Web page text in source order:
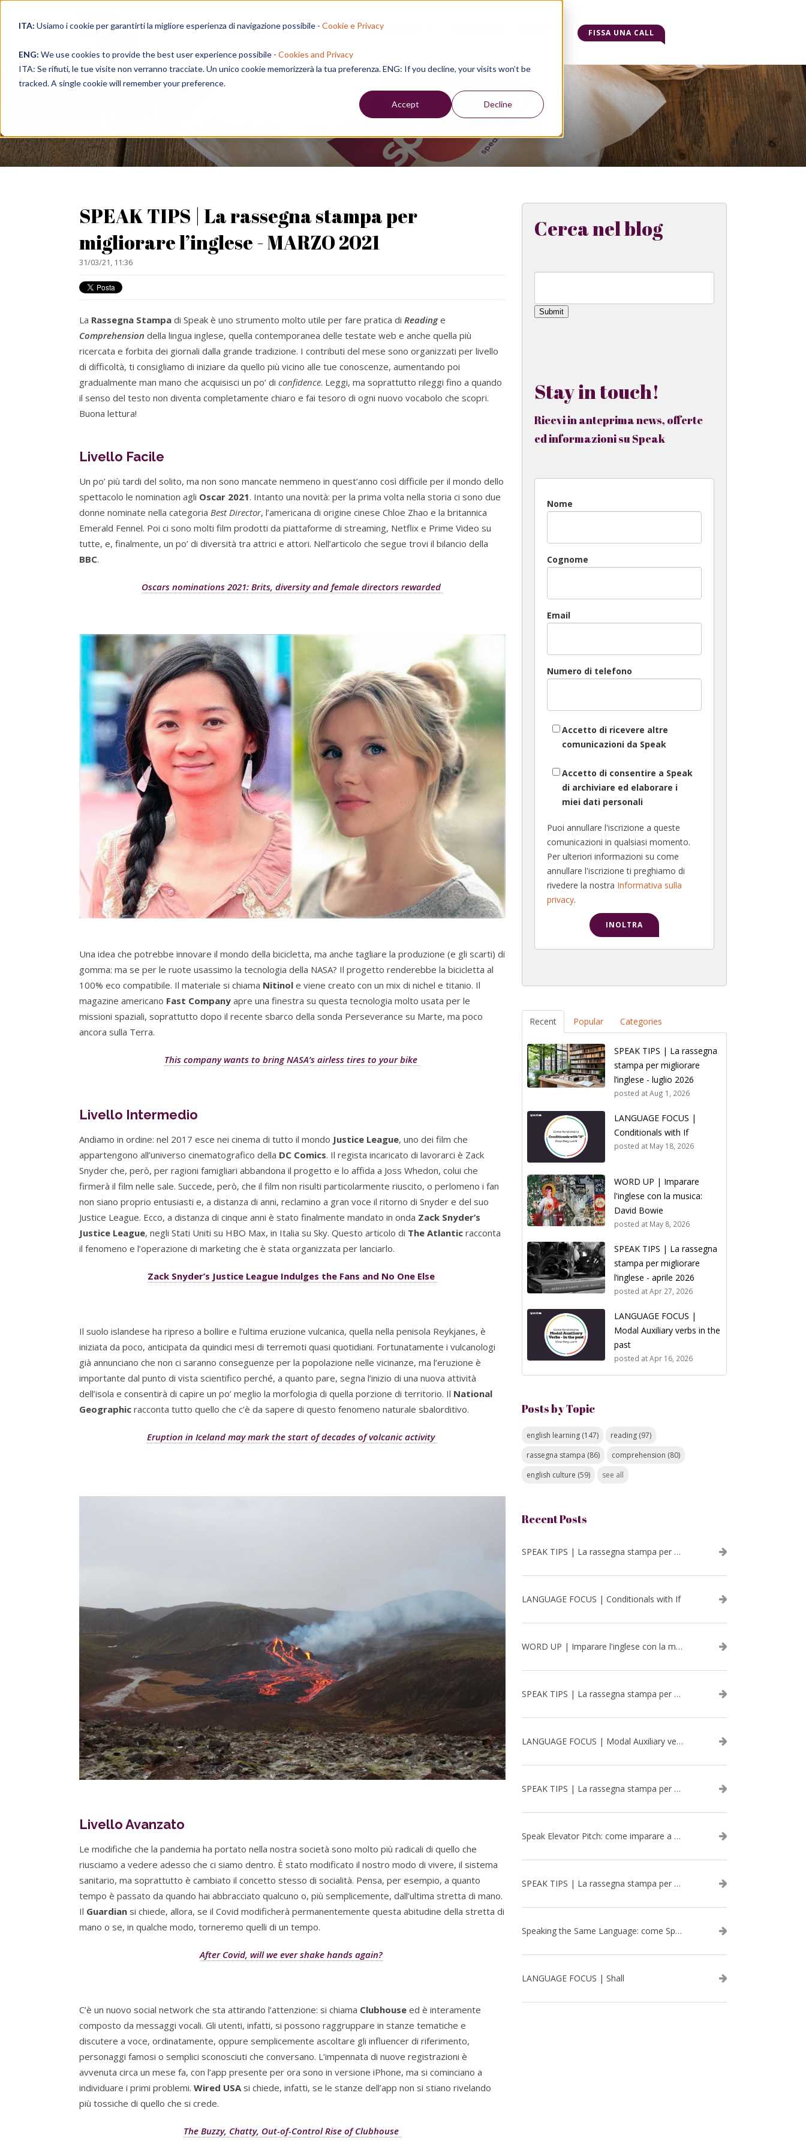
ITA: Usiamo i cookie per garantirti la migliore esperienza di navigazione possibile - Cookie e Privacy
ENG: We use cookies to provide the best user experience possibile - Cookies and Privacy
ITA: Se rifiuti, le tue visite non verranno tracciate. Un unico cookie memorizzerà la tua preferenza. ENG: If you decline, your visits won’t be
tracked. A single cookie will remember your preference.
Accept Decline
full immersion residenziali per aziende FISSA UNA CALL
SPEAK TIPS | La rassegna stampa per
migliorare l’inglese - MARZO 2021
31/03/21, 11:36
La Rassegna Stampa di Speak è uno strumento molto utile per fare pratica di Readinge
Comprehension della lingua inglese, quella contemporanea delle testate web e anche quella più
ricercata e forbita dei giornali dalla grande tradizione. I contributi del mese sono organizzati per livello
di difficoltà, ti consigliamo di iniziare da quello più vicino alle tue conoscenze, aumentando poi
gradualmente man mano che acquisisci un po’ di confidence. Leggi, ma soprattutto rileggi fino a quando
il senso del testo non diventa completamente chiaro e fai tesoro di ogni nuovo vocabolo che scopri.
Buona lettura!
Livello Facile
Un po’ più tardi del solito, ma non sono mancate nemmeno in quest’anno così difficile per il mondo dello
spettacolo le nomination agli Oscar 2021. Intanto una novità: per la prima volta nella storia ci sono due
donne nominate nella categoria Best Director, l’americana di origine cinese Chloe Zhao e la britannica
Emerald Fennel. Poi ci sono molti film prodotti da piattaforme di streaming, Netflix e Prime Video su
tutte, e, finalmente, un po’ di diversità tra attrici e attori. Nell’articolo che segue trovi il bilancio della
BBC.
Oscars nominations 2021: Brits, diversity and female directors rewarded
Una idea che potrebbe innovare il mondo della bicicletta, ma anche tagliare la produzione (e gli scarti) di
gomma: ma se per le ruote usassimo la tecnologia della NASA? Il progetto renderebbe la bicicletta al
100% eco compatibile. Il materiale si chiama Nitinol e viene creato con un mix di nichel e titanio. Il
magazine americano Fast Company apre una finestra su questa tecnologia molto usata per le
missioni spaziali, soprattutto dopo il recente sbarco della sonda Perseverance su Marte, ma poco
ancora sulla Terra.
This company wants to bring NASA’s airless tires to your bike
Livello Intermedio
Andiamo in ordine: nel 2017 esce nei cinema di tutto il mondo Justice League, uno dei film che
appartengono all’universo cinematografico della DC Comics. Il regista incaricato di lavorarci è Zack
Snyder che, però, per ragioni famigliari abbandona il progetto e lo affida a Joss Whedon, colui che
firmerà il film nelle sale. Succede, però, che il film non risulti particolarmente riuscito, o perlomeno i fan
non siano proprio entusiasti e, a distanza di anni, reclamino a gran voce il ritorno di Snyder e del suo
Justice League. Ecco, a distanza di cinque anni è stato finalmente mandato in onda Zack Snyder’s
Justice League, negli Stati Uniti su HBO Max, in Italia su Sky. Questo articolo di The Atlantic racconta
il fenomeno e l’operazione di marketing che è stata organizzata per lanciarlo.
Zack Snyder’s Justice League Indulges the Fans and No One Else
Il suolo islandese ha ripreso a bollire e l’ultima eruzione vulcanica, quella nella penisola Reykjanes, è
iniziata da poco, anticipata da quindici mesi di terremoti quasi quotidiani. Fortunatamente i vulcanologi
già annunciano che non ci saranno conseguenze per la popolazione nelle vicinanze, ma l’eruzione è
importante dal punto di vista scientifico perché, a quanto pare, segna l’inizio di una nuova attività
dell’isola e consentirà di capire un po’ meglio la morfologia di quella porzione di territorio. Il National
Geographic racconta tutto quello che c’è da sapere di questo fenomeno naturale sbalorditivo.
Eruption in Iceland may mark the start of decades of volcanic activity
Livello Avanzato
Le modifiche che la pandemia ha portato nella nostra società sono molto più radicali di quello che
riusciamo a vedere adesso che ci siamo dentro. È stato modificato il nostro modo di vivere, il sistema
sanitario, ma soprattutto è cambiato il concetto stesso di socialità. Pensa, per esempio, a quanto
tempo è passato da quando hai abbracciato qualcuno o, più semplicemente, dall’ultima stretta di mano.
Il Guardian si chiede, allora, se il Covid modificherà permanentemente questa abitudine della stretta di
mano o se, in qualche modo, torneremo quelli di un tempo.
After Covid, will we ever shake hands again?
C’è un nuovo social network che sta attirando l’attenzione: si chiama Clubhouse ed è interamente
composto da messaggi vocali. Gli utenti, infatti, si possono raggruppare in stanze tematiche e
discutere a voce, ordinatamente, oppure semplicemente ascoltare gli influencer di riferimento,
personaggi famosi o semplici sconosciuti che conversano. L’impennata di nuove registrazioni è
avvenuta circa un mese fa, con l’app presente per ora sono in versione iPhone, ma si cominciano a
individuare i primi problemi. Wired USAsi chiede, infatti, se le stanze dell’app non si stiano rivelando
più tossiche di quello che si crede.
The Buzzy, Chatty, Out-of-Control Rise of Clubhouse
Cerca nel blog
Submit
Stay in touch!
Ricevi in anteprima news, offerte
ed informazioni su Speak
Nome
Cognome
Email
Numero di telefono
Accetto di ricevere altre
comunicazioni da Speak
Accetto di consentire a Speak
di archiviare ed elaborare i
miei dati personali
Puoi annullare l'iscrizione a queste
comunicazioni in qualsiasi momento.
Per ulteriori informazioni su come
annullare l'iscrizione ti preghiamo di
rivedere la nostra Informativa sulla
privacy.
Recent Popular Categories
SPEAK TIPS | La rassegna
stampa per migliorare
l’inglese - luglio 2026
posted atAug 1, 2026
LANGUAGE FOCUS |
Conditionals with If
posted at May 18, 2026
WORD UP | Imparare
l'inglese con la musica:
David Bowie
posted at May 8, 2026
SPEAK TIPS | La rassegna
stampa per migliorare
l’inglese - aprile 2026
posted atApr 27, 2026
LANGUAGE FOCUS |
Modal Auxiliary verbs in the
past
posted atApr 16, 2026
Posts by Topic
english learning (147) reading (97)
rassegna stampa (86) comprehension (80)
english culture (59) see all
Recent Posts
SPEAK TIPS | La rassegna stampa per migliorare l’inglese - luglio 2026
LANGUAGE FOCUS | Conditionals with If
WORD UP | Imparare l'inglese con la musica: David Bowie
SPEAK TIPS | La rassegna stampa per migliorare l’inglese - aprile 2026
LANGUAGE FOCUS | Modal Auxiliary verbs in the past
SPEAK TIPS | La rassegna stampa per migliorare l’inglese - marzo 2026
Speak Elevator Pitch: come imparare a gestire una presentazione in inglese
SPEAK TIPS | La rassegna stampa per migliorare l’inglese - febbraio 2026
Speaking the Same Language: come Speak aiuta a rafforzare i team attraverso il Team Building in inglese
LANGUAGE FOCUS | Shall